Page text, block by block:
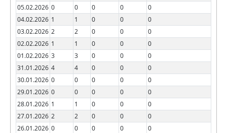
05.02.2026 0 0 0 0
0
04.02.2026 1 1 0 0
0
03.02.2026 2 2 0 0
0
02.02.2026 1 1 0 0
0
01.02.2026 3 3 0 0
0
31.01.2026 4 4 0 0
0
30.01.2026 0 0 0 0
0
29.01.2026 0 0 0 0
0
28.01.2026 1 1 0 0
0
27.01.2026 2 2 0 0
0
26.01.2026 0 0 0 0
0